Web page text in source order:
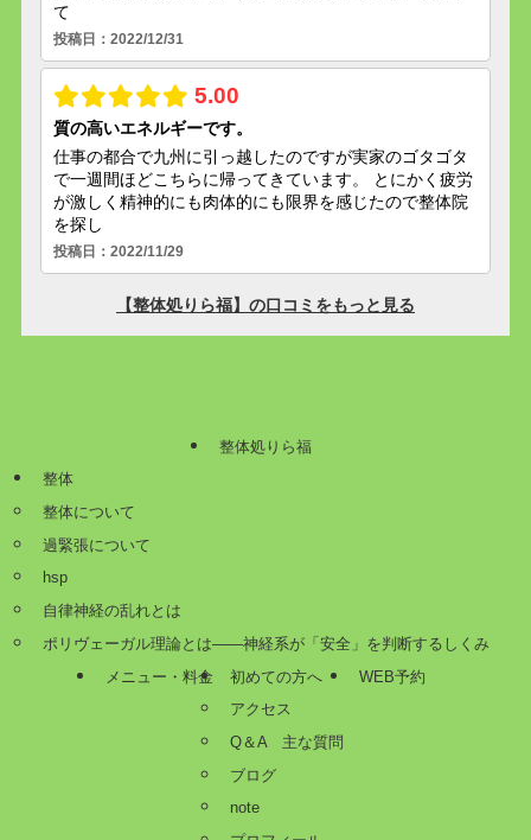
整体処りら福
整体
整体について
過緊張について
hsp
自律神経の乱れとは
ポリヴェーガル理論とは——神経系が「安全」を判断するしくみ
メニュー・料金
初めての方へ
アクセス
Q＆A 主な質問
ブログ
note
WEB予約